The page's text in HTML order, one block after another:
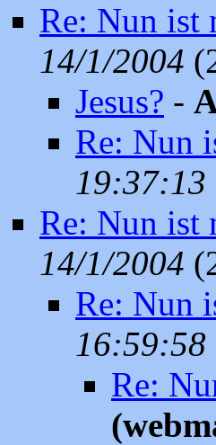
Re: Nun ist
14/1/2004
Jesus? -
Re: Nun
19:37:13
Re: Nun ist
14/1/2004
Re: Nun
16:59:58
Re: